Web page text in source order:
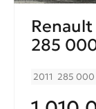
Renault
285
2011 285 000